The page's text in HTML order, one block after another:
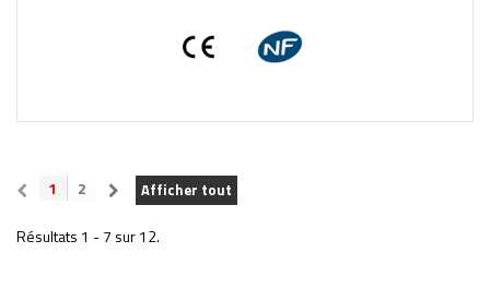
Afficher tout
1 2
Résultats 1 - 7 sur 12.